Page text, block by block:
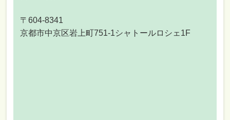
〒604-8341
京都市中京区岩上町751-1シャトールロシェ1F